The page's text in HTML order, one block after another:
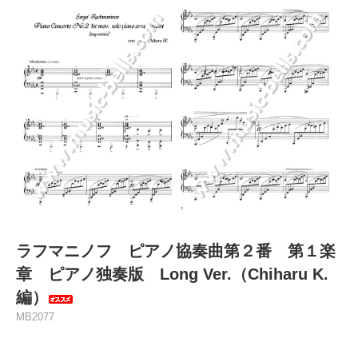
ラフマニノフ ピアノ協奏曲第２番 第１楽
章 ピアノ独奏版 Long Ver.（Chiharu K.
編）
MB2077